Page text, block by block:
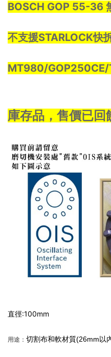
BOSCH GOP 55-36
不支援STARLOCK快
MT980/
庫存品，售價已回
直徑:100mm
用途： 切割布和軟材質(26mm以